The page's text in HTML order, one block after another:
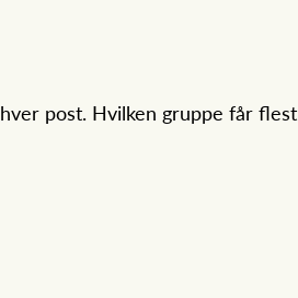
post. Hvilken gruppe får flest